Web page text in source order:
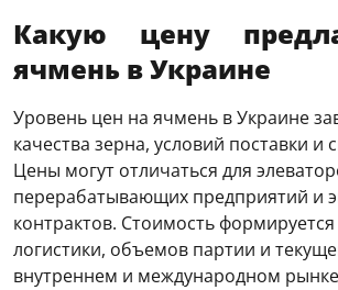
Какую цену
ячмень в Украине
Уровень цен на ячмень в Украине
качества зерна, условий поставки и
Цены могут отличаться для
перерабатывающих предприятий и
контрактов. Стоимость формируется
логистики, объемов партии и
внутреннем и международном